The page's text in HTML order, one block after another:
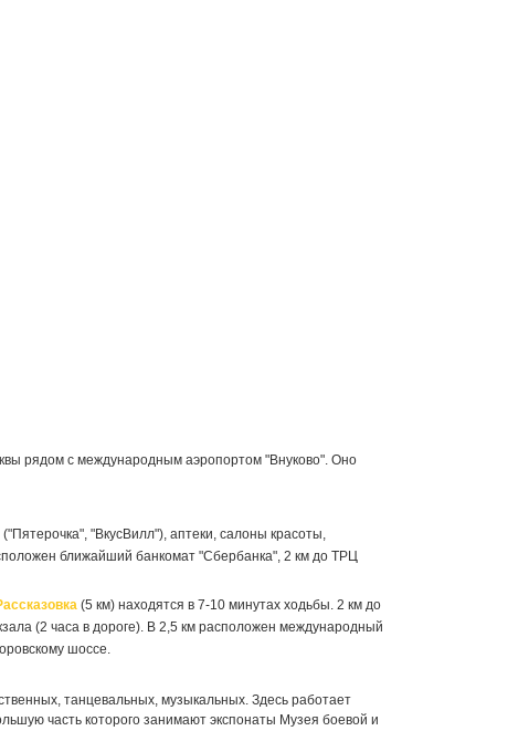
рядом с международным аэропортом "Внуково". Оно
"ВкусВилл"), аптеки, салоны красоты,
ближайший банкомат "Сбербанка", 2 км до ТРЦ
(5 км) находятся в 7-10 минутах ходьбы. 2 км до
(2 часа в дороге). В 2,5 км расположен международный
шоссе.
танцевальных, музыкальных. Здесь работает
часть которого занимают экспонаты Музея боевой и